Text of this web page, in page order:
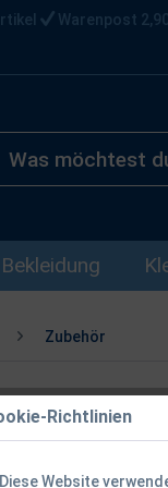
Warenpost
Bekleidung
Zubehör
Richtlinien
Diese Website